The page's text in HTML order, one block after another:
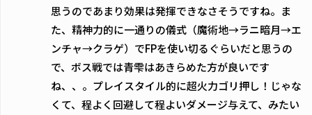
思うのであまり効果は発揮できなさそうですね。ま
た、精神力的に一通りの儀式（魔術地→ラニ暗月→エ
ンチャ→クラゲ）でFPを使い切るぐらいだと思うの
で、ボス戦では青雫はあきらめた方が良いです
ね、、。プレイスタイル的に超火力ゴリ押し！じゃな
くて、程よく回避して程よいダメージ与えて、みたい